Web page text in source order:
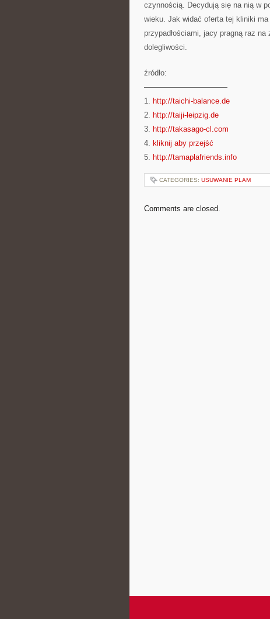
czynnością. Decydują się na nią w
wieku. Jak widać oferta tej kliniki
przypadłościami, jacy pragną raz
dolegliwości.
źródło:
———————————
1. http://taichi-balance.de
2. http://taiji-leipzig.de
3. http://takasago-cl.com
4. kliknij aby przejść
5. http://tamaplafriends.info
CATEGORIES: USUWANIE PLAM
Comments are closed.